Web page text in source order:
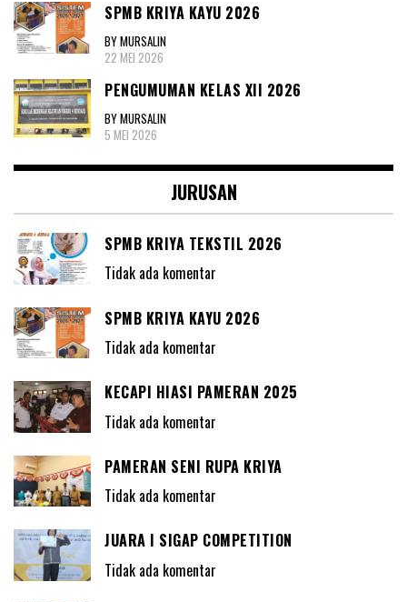
SPMB KRIYA KAYU 2026
BY MURSALIN
22 MEI 2026
PENGUMUMAN KELAS XII 2026
BY MURSALIN
5 MEI 2026
JURUSAN
SPMB KRIYA TEKSTIL 2026
Tidak ada komentar
SPMB KRIYA KAYU 2026
Tidak ada komentar
KECAPI HIASI PAMERAN 2025
Tidak ada komentar
PAMERAN SENI RUPA KRIYA
Tidak ada komentar
JUARA I SIGAP COMPETITION
Tidak ada komentar